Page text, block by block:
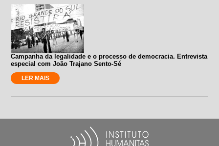
Campanha da legalidade e o processo de democracia. Entrevista
especial com João Trajano Sento-Sé
LER MAIS